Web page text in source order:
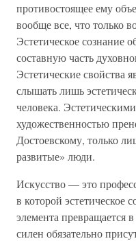
противостоящее ему
вообще все, что только
Эстетическое сознание
составную часть
Эстетические свойства
слышать лишь
человека.
художественностью
Достоевскому, только
развитые» люди.
Искусство — это
в которой эстетическое
элемента
силен обязательно